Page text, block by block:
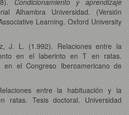
Alhambra Universidad. (Versión
Learning. Oxford University
J. L. (1.992). Relaciones entre la
en el laberinto en T en ratas.
en el Congreso Iberoamericano de
entre la habituación y la
ratas. Tesis doctoral. Universidad